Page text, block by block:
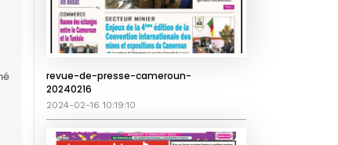
revue-de-presse-cameroun-
20240216
2024-02-16 10:19:10